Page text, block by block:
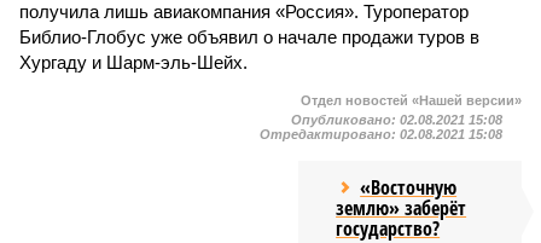
получила лишь авиакомпания «Россия». Туроператор
Библио-Глобус уже объявил о начале продажи туров в
Хургаду и Шарм-эль-Шейх.
Отдел новостей «Нашей версии»
Опубликовано: 02.08.2021 15:08
Отредактировано: 02.08.2021 15:08
«Восточную
землю» заберёт
государство?